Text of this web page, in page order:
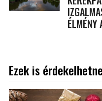
ÉLMÉNY
Ezek is